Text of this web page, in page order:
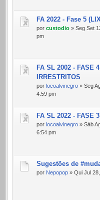
FA 2022 - Fase 5
por custodio » Seg Set
pm
FA SL 2002 - FASE
IRRESTRITOS
por locoalvinegro » Seg
4:59 pm
FA SL 2022 - FASE
por locoalvinegro » Sáb
6:54 pm
Sugestões de
por Nepopop » Qui Jul